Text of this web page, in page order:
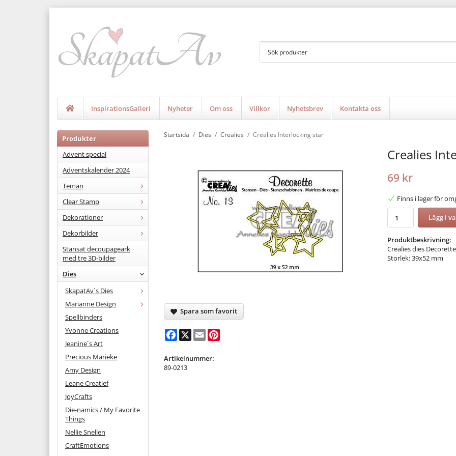
InspirationsGalleri Nyheter Om oss Villkor Nyhetsbrev Kontakta oss
Produkter
Advent special
Adventskalender 2024
Teman
Clear Stamp
Dekorationer
Dekorbilder
Stansat decoupageark
med tre 3D-bilder
Dies
SkapatAv´s Dies
Marianne Design
Spellbinders
Yvonne Creations
Jeanine´s Art
Precious Marieke
Amy Design
Leane Creatief
JoyCrafts
Die-namics / My Favorite
Things
Nellie Snellen
CraftEmotions
Startsida / Dies / Crealies / Crealies Interlocking star
Crealies
69 kr
Finns i lager för
Lägg i
Produktbeskrivning:
Crealies dies
Storlek: 39x52 mm
Spara som favorit
Facebook
X Email
Artikelnummer:
89-0213